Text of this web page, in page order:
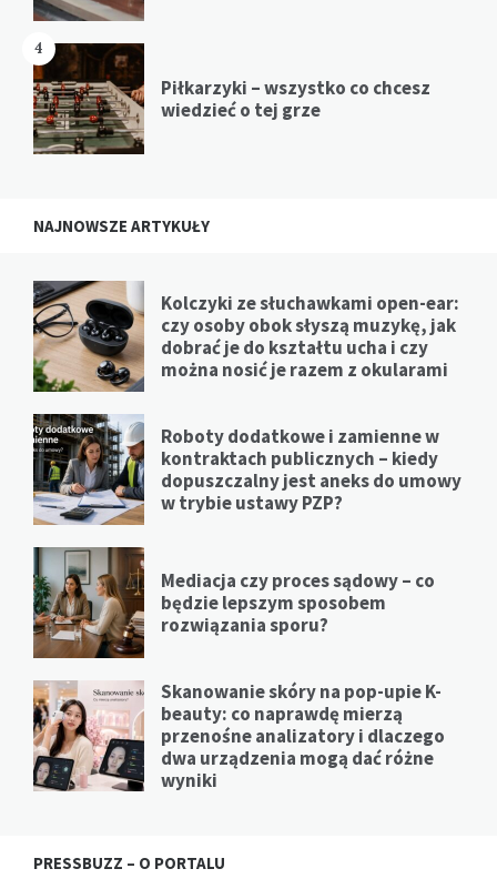
4
Piłkarzyki – wszystko co chcesz
wiedzieć o tej grze
NAJNOWSZE ARTYKUŁY
Kolczyki ze słuchawkami open-ear:
czy osoby obok słyszą muzykę, jak
dobrać je do kształtu ucha i czy
można nosić je razem z okularami
Roboty dodatkowe i zamienne w
kontraktach publicznych – kiedy
dopuszczalny jest aneks do umowy
w trybie ustawy PZP?
Mediacja czy proces sądowy – co
będzie lepszym sposobem
rozwiązania sporu?
Skanowanie skóry na pop-upie K-
beauty: co naprawdę mierzą
przenośne analizatory i dlaczego
dwa urządzenia mogą dać różne
wyniki
PRESSBUZZ – O PORTALU